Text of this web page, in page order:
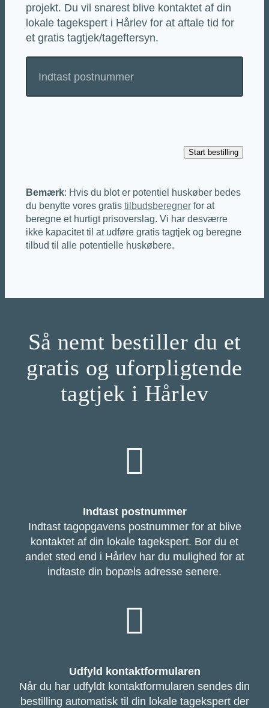
projekt. Du vil snarest blive kontaktet af din
lokale tagekspert i Hårlev for at aftale tid for
et gratis tagtjek/tageftersyn.
Bemærk: Hvis du blot er potentiel huskøber bedes
du benytte vores gratis tilbudsberegnerfor at
beregne et hurtigt prisoverslag. Vi har desværre
ikke kapacitet til at udføre gratis tagtjek og beregne
tilbud til alle potentielle huskøbere.
Så nemt bestiller du et
gratis og uforpligtende
tagtjek i Hårlev
Indtast postnummer
Indtast tagopgavens postnummer for at blive
kontaktet af din lokale tagekspert. Bor du et
andet sted end i Hårlev har du mulighed for at
indtaste din bopæls adresse senere.
Udfyld kontaktformularen
Når du har udfyldt kontaktformularen sendes din
bestilling automatisk til din lokale tagekspert der